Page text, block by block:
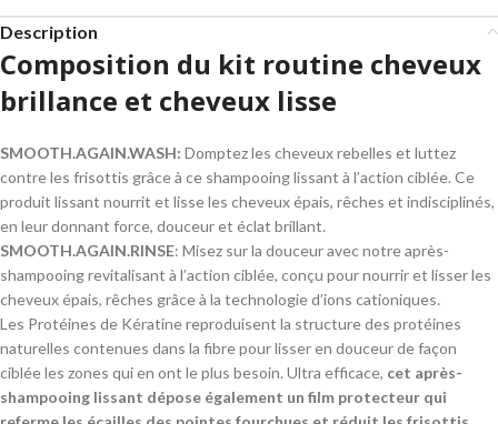
Description
Composition du kit routine cheveux
brillance et cheveux lisse
SMOOTH.AGAIN.WASH: Domptez les cheveux rebelles et luttez
contre les frisottis grâce à ce shampooing lissant à l’action ciblée. Ce
produit lissant nourrit et lisse les cheveux épais, rêches et indisciplinés,
en leur donnant force, douceur et éclat brillant.
SMOOTH.AGAIN.RINSE: Misez sur la douceur avec notre après-
shampooing revitalisant à l’action ciblée, conçu pour nourrir et lisser les
cheveux épais, rêches grâce à la technologie d’ions cationiques.
Les Protéines de Kératine reproduisent la structure des protéines
naturelles contenues dans la fibre pour lisser en douceur de façon
ciblée les zones qui en ont le plus besoin. Ultra efficace, cet après-
shampooing lissant dépose également un film protecteur qui